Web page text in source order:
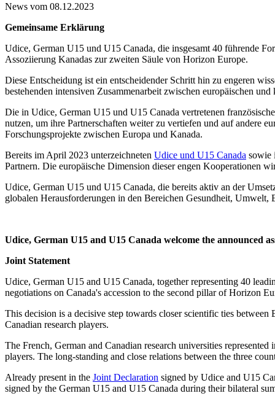
News vom 08.12.2023
Gemeinsame Erklärung
Udice, German U15 und U15 Canada, die insgesamt 40 führende
Assoziierung Kanadas zur zweiten Säule von Horizon Europe.
Diese Entscheidung ist ein entscheidender Schritt hin zu engeren
bestehenden intensiven Zusammenarbeit zwischen europäischen
Die in Udice, German U15 und U15 Canada vertretenen
nutzen, um ihre Partnerschaften weiter zu vertiefen und auf andere
Forschungsprojekte zwischen Europa und Kanada.
Bereits im April 2023 unterzeichneten Udice und U15 Canada sowie
Partnern. Die europäische Dimension dieser engen Kooperationen
Udice, German U15 und U15 Canada, die bereits aktiv an der
globalen Herausforderungen in den Bereichen Gesundheit, Umwelt,
Udice, German U15 and U15 Canada welcome the announced
Joint Statement
Udice, German U15 and U15 Canada, together representing 40
negotiations on Canada's accession to the second pillar of Horizon
This decision is a decisive step towards closer scientific ties
Canadian research players.
The French, German and Canadian research universities
players. The long-standing and close relations between the three
Already present in the Joint Declaration signed by Udice and U15
signed by the German U15 and U15 Canada during their bilateral